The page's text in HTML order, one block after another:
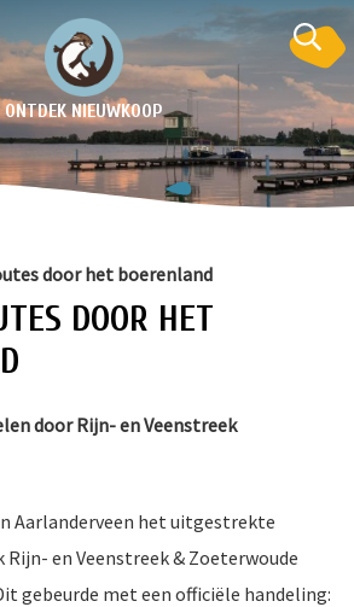
ONTDEK NIEUWKOOP
door het boerenland
DOOR HET
door Rijn- en Veenstreek
Aarlanderveen het uitgestrekte
en Veenstreek & Zoeterwoude
gebeurde met een officiële handeling: